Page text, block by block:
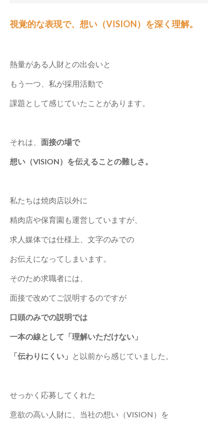
視覚的な表現で、想い（VISION）を深く理解。
熱量がある人財との出会いと
もう一つ、私が採用活動で
課題として感じていたことがあります。
それは、 面接の場で
想い（VISION）を伝えることの難しさ。
私たちは焼肉店以外に
精肉店や保育園も運営していますが、
求人媒体では仕様上、文字のみでの
お伝えになってしまいます。
そのため求職者には、
面接で改めてご説明するのですが
口頭のみでの説明では
一本の線として「理解いただけない」
「伝わりにくい」 と以前から感じていました。
せっかく応募してくれた
意欲の高い人財に、当社の想い（VISION）を